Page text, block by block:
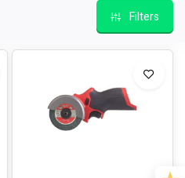
Filters